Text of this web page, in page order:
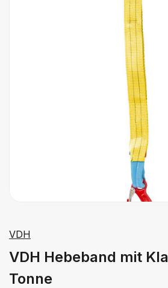
VDH
VDH Hebeband mit
Tonne